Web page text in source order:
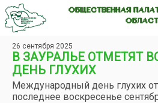
ОБЩЕСТВЕННАЯ
26 сентября 2025
В ЗАУРАЛЬЕ ОТМЕТЯТ
ДЕНЬ ГЛУХИХ
Международный день глухих
последнее воскресенье